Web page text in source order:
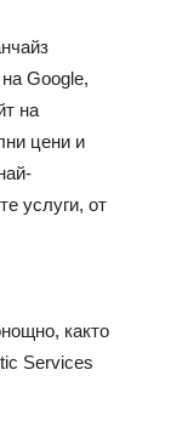
Google,
на
цени и
услуги, от
както
Services